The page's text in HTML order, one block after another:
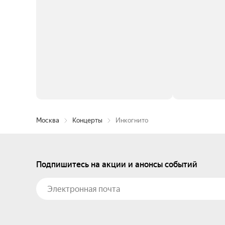
Москва Концерты Инкогнито
Подпишитесь на акции и анонсы событий